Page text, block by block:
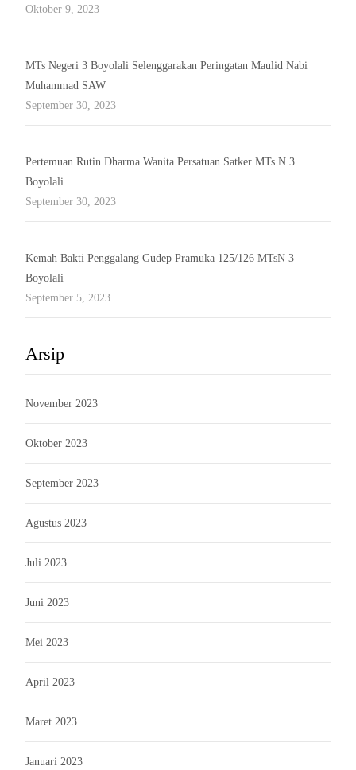
Oktober 9, 2023
MTs Negeri 3 Boyolali Selenggarakan Peringatan Maulid Nabi
Muhammad SAW
September 30, 2023
Pertemuan Rutin Dharma Wanita Persatuan Satker MTs N 3
Boyolali
September 30, 2023
Kemah Bakti Penggalang Gudep Pramuka 125/126 MTsN 3
Boyolali
September 5, 2023
Arsip
November 2023
Oktober 2023
September 2023
Agustus 2023
Juli 2023
Juni 2023
Mei 2023
April 2023
Maret 2023
Januari 2023